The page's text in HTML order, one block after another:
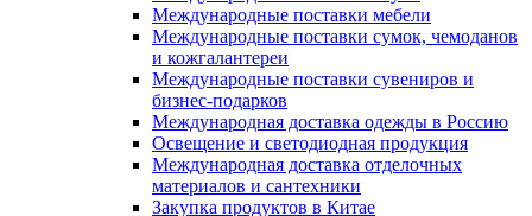
Международные поставки мебели
Международные поставки сумок, чемоданов
и кожгалантереи
Международные поставки сувениров и
бизнес-подарков
Международная доставка одежды в Россию
Освещение и светодиодная продукция
Международная доставка отделочных
материалов и сантехники
Закупка продуктов в Китае